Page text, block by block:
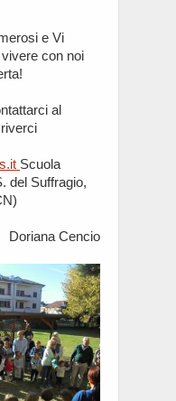
e Vi
con noi
al
Scuola
del Suffragio,
Doriana Cencio